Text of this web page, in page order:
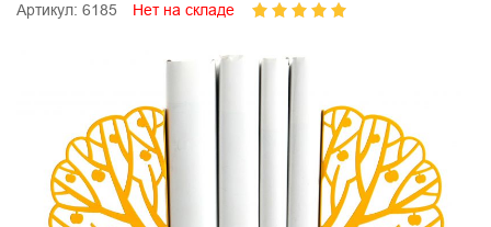
Артикул: 6185 Нет на складе